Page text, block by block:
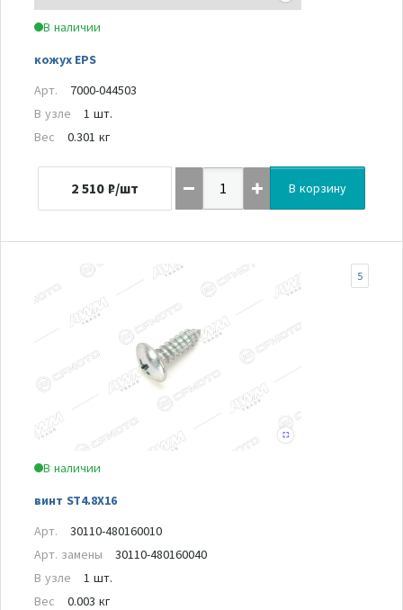
В наличии
кожух EPS
Арт.
7000-044503
В узле
1 шт.
Вес
0.301 кг
2 510 ₽/шт В корзину
В наличии
винт ST4.8X16
5
Арт.
30110-480160010
Арт. замены
30110-480160040
В узле
1 шт.
Вес
0.003 кг